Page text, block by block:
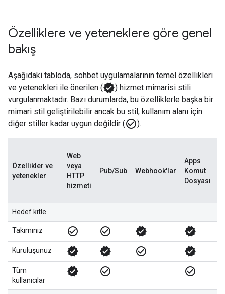
Özelliklere ve yeteneklere göre genel
bakış
Aşağıdaki tabloda, sohbet uygulamalarının temel özellikleri
ve yetenekleri ile önerilen (verified) hizmet mimarisi stili
vurgulanmaktadır. Bazı durumlarda, bu özelliklerle başka bir
mimari stil geliştirilebilir ancak bu stil, kullanım alanı için
diğer stiller kadar uygun değildir (check_circle_outline).
Özellikler ve
yetenekler
Web
veya
HTTP
hizmeti
Pub/Sub Webhook'lar
Apps
Komut
Dosyası
Hedef kitle
Takımınız check_circle_outline check_circle_outline verified verified
Kuruluşunuz verified verified check_circle_outline verified
Tüm
kullanıcılar
verified check_circle_outline check_circle_outline